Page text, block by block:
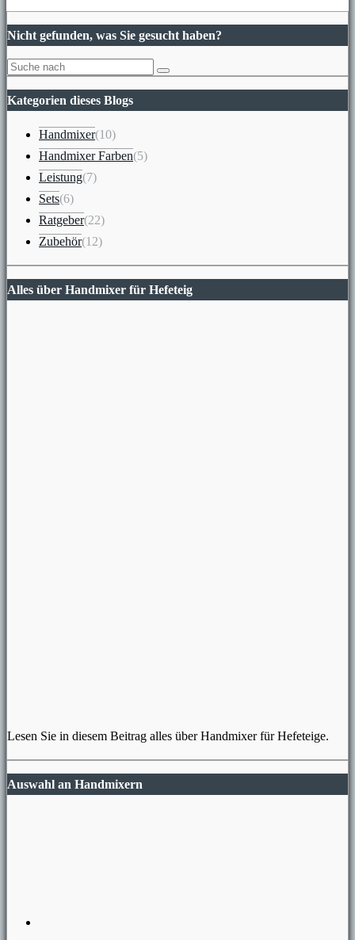
Nicht gefunden, was Sie gesucht haben?
Kategorien dieses Blogs
Handmixer(10)
Handmixer Farben(5)
Leistung(7)
Sets(6)
Ratgeber(22)
Zubehör(12)
Alles über Handmixer für Hefeteig
Lesen Sie in diesem Beitrag alles über Handmixer für Hefeteige.
Auswahl an Handmixern